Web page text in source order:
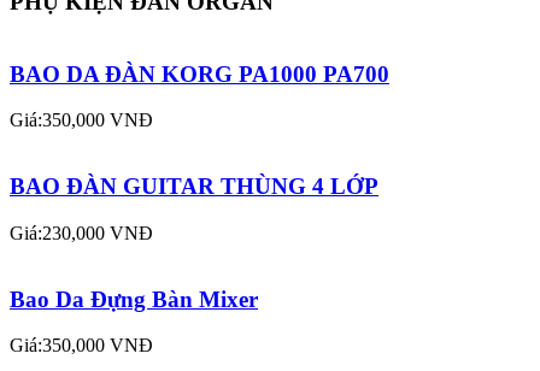
BAO DA ĐÀN KORG PA1000 PA700
Giá:350,000 VNĐ
BAO ĐÀN GUITAR THÙNG 4 LỚP
Giá:230,000 VNĐ
Bao Da Đựng Bàn Mixer
Giá:350,000 VNĐ